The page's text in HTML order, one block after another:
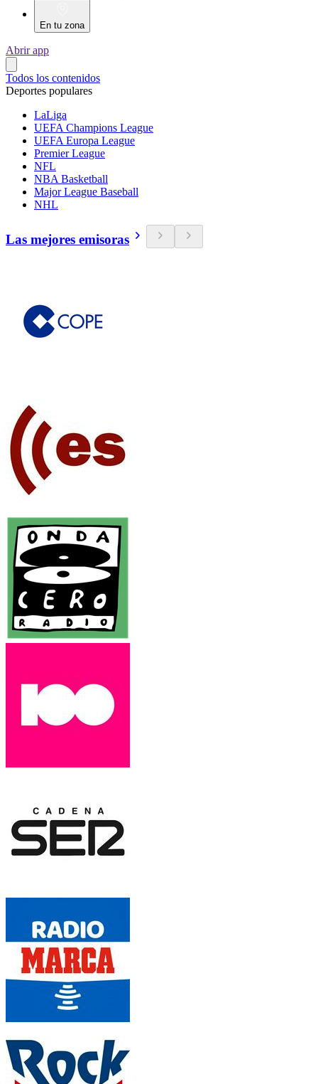
En tu zona
Abrir app
Todos los contenidos
Deportes populares
LaLiga
UEFA Champions League
UEFA Europa League
Premier League
NFL
NBA Basketball
Major League Baseball
NHL
Las mejores emisoras